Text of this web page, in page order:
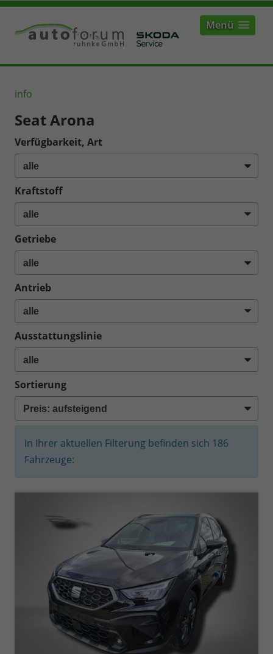
Menü
info
Seat Arona
Verfügbarkeit, Art
Kraftstoff
Getriebe
Antrieb
Ausstattungslinie
Sortierung
In Ihrer aktuellen Filterung befinden sich 186
Fahrzeuge: